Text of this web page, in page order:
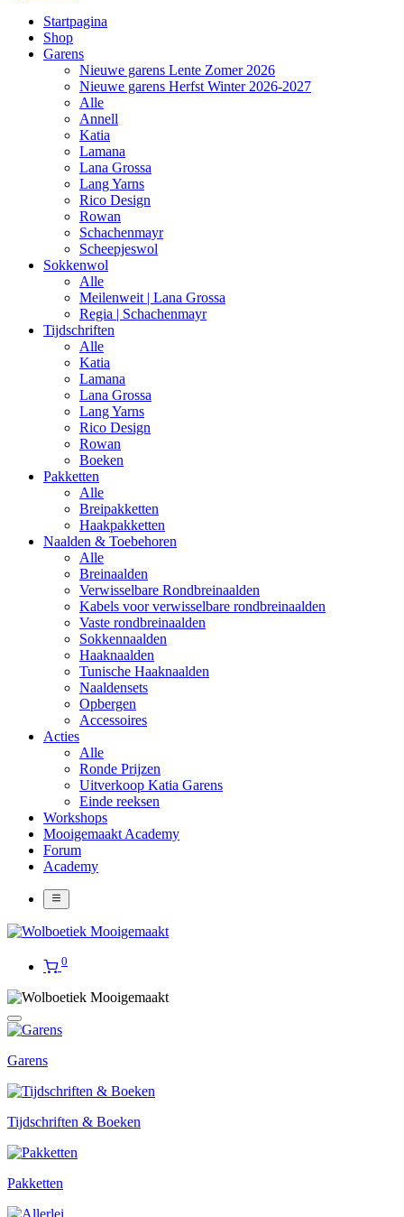
Startpagina
Shop
Garens
Nieuwe garens Lente Zomer 2026
Nieuwe garens Herfst Winter 2026-2027
Alle
Annell
Katia
Lamana
Lana Grossa
Lang Yarns
Rico Design
Rowan
Schachenmayr
Scheepjeswol
Sokkenwol
Alle
Meilenweit | Lana Grossa
Regia | Schachenmayr
Tijdschriften
Alle
Katia
Lamana
Lana Grossa
Lang Yarns
Rico Design
Rowan
Boeken
Pakketten
Alle
Breipakketten
Haakpakketten
Naalden & Toebehoren
Alle
Breinaalden
Verwisselbare Rondbreinaalden
Kabels voor verwisselbare rondbreinaalden
Vaste rondbreinaalden
Sokkennaalden
Haaknaalden
Tunische Haaknaalden
Naaldensets
Opbergen
Accessoires
Acties
Alle
Ronde Prijzen
Uitverkoop Katia Garens
Einde reeksen
Workshops
Mooigemaakt Academy
Forum
Academy
0
Garens
Tijdschriften & Boeken
Pakketten